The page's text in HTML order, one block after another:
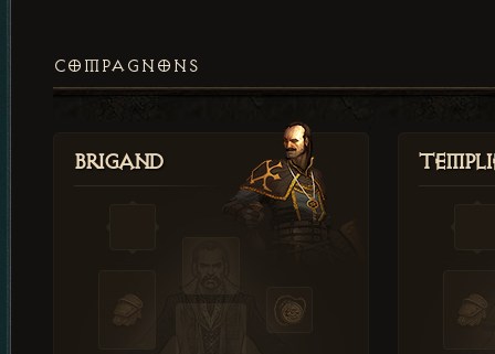
COMPAGNONS
Brigand